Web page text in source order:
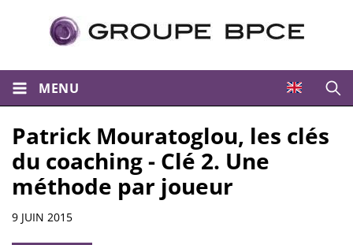
MENU
Patrick Mouratoglou, les clés
du coaching - Clé 2. Une
méthode par joueur
Informations
9 JUIN 2015